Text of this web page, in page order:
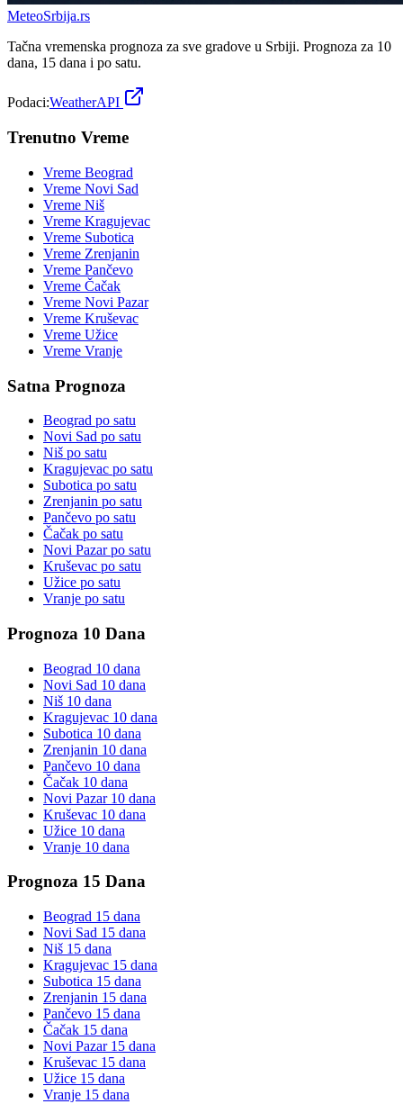
MeteoSrbija.rs
Tačna vremenska prognoza za sve gradove u Srbiji. Prognoza za 10
dana, 15 dana i po satu.
Podaci:WeatherAPI
Trenutno Vreme
Vreme Beograd
Vreme Novi Sad
Vreme Niš
Vreme Kragujevac
Vreme Subotica
Vreme Zrenjanin
Vreme Pančevo
Vreme Čačak
Vreme Novi Pazar
Vreme Kruševac
Vreme Užice
Vreme Vranje
Satna Prognoza
Beograd po satu
Novi Sad po satu
Niš po satu
Kragujevac po satu
Subotica po satu
Zrenjanin po satu
Pančevo po satu
Čačak po satu
Novi Pazarpo satu
Kruševac po satu
Užice po satu
Vranje po satu
Prognoza 10 Dana
Beograd 10 dana
Novi Sad 10 dana
Niš 10 dana
Kragujevac 10 dana
Subotica 10 dana
Zrenjanin 10 dana
Pančevo 10 dana
Čačak 10 dana
Novi Pazar10 dana
Kruševac 10 dana
Užice 10 dana
Vranje 10 dana
Prognoza 15 Dana
Beograd 15 dana
Novi Sad 15 dana
Niš 15 dana
Kragujevac 15 dana
Subotica 15 dana
Zrenjanin 15 dana
Pančevo 15 dana
Čačak 15 dana
Novi Pazar15 dana
Kruševac 15 dana
Užice 15 dana
Vranje 15 dana